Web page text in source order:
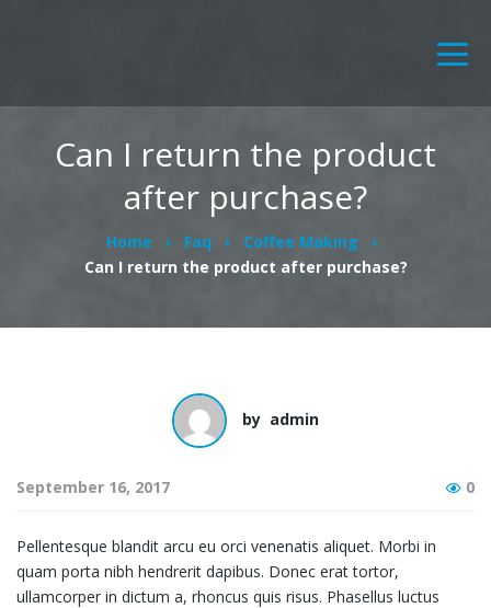
Can I return the product
after purchase?
Home Faq
Coffee Making
Can I return the product after purchase?
by admin
September 16, 2017 0
Pellentesque blandit arcu eu orci venenatis aliquet. Morbi in
quam porta nibh hendrerit dapibus. Donec erat tortor,
ullamcorper in dictum a, rhoncus quis risus. Phasellus luctus